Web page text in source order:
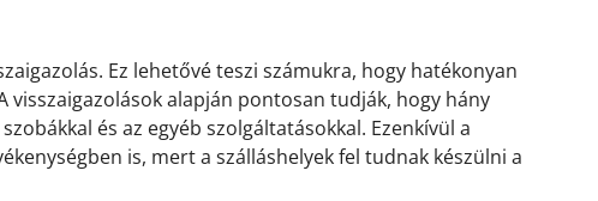
Ez lehetővé teszi számukra, hogy hatékonyan
visszaigazolások alapján pontosan tudják, hogy hány
és az egyéb szolgáltatásokkal. Ezenkívül a
is, mert a szálláshelyek fel tudnak készülni a